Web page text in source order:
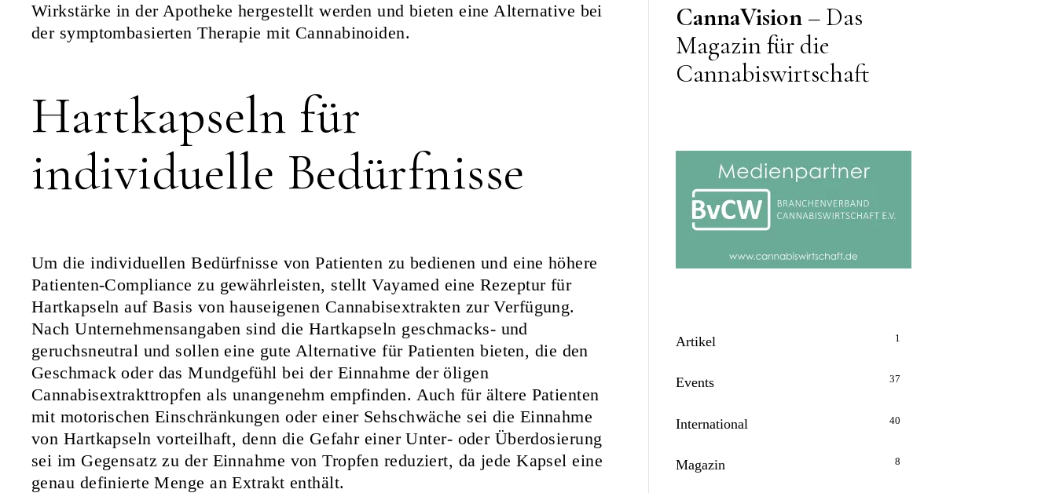
Wirkstärke in der Apotheke hergestellt werden und bieten eine Alternative bei
der symptombasierten Therapie mit Cannabinoiden.
Hartkapseln für
individuelle Bedürfnisse
Um die individuellen Bedürfnisse von Patienten zu bedienen und eine höhere
Patienten-Compliance zu gewährleisten, stellt Vayamed eine Rezeptur für
Hartkapseln auf Basis von hauseigenen Cannabisextrakten zur Verfügung.
Nach Unternehmensangaben sind die Hartkapseln geschmacks- und
geruchsneutral und sollen eine gute Alternative für Patienten bieten, die den
Geschmack oder das Mundgefühl bei der Einnahme der öligen
Cannabisextrakttropfen als unangenehm empfinden. Auch für ältere Patienten
mit motorischen Einschränkungen oder einer Sehschwäche sei die Einnahme
von Hartkapseln vorteilhaft, denn die Gefahr einer Unter- oder Überdosierung
sei im Gegensatz zu der Einnahme von Tropfen reduziert, da jede Kapsel eine
genau definierte Menge an Extrakt enthält.
CannaVision – Das
Magazin für die
Cannabiswirtschaft
Artikel 1
Events 37
International 40
Magazin 8